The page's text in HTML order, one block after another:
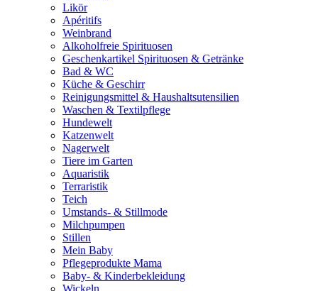
Likör
Apéritifs
Weinbrand
Alkoholfreie Spirituosen
Geschenkartikel Spirituosen & Getränke
Bad & WC
Küche & Geschirr
Reinigungsmittel & Haushaltsutensilien
Waschen & Textilpflege
Hundewelt
Katzenwelt
Nagerwelt
Tiere im Garten
Aquaristik
Terraristik
Teich
Umstands- & Stillmode
Milchpumpen
Stillen
Mein Baby
Pflegeprodukte Mama
Baby- & Kinderbekleidung
Wickeln